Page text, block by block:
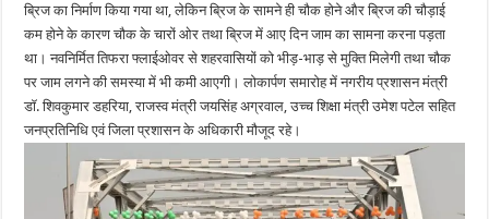
ब्रिज का निर्माण किया गया था, लेकिन ब्रिज के सामने ही चौक होने और ब्रिज की चौड़ाई
कम होने के कारण चौक के चारों ओर तथा ब्रिज में आए दिन जाम का सामना करना पड़ता
था। नवनिर्मित तिफरा फ्लाईओवर से शहरवासियों को भीड़-भाड़ से मुक्ति मिलेगी तथा चौक
पर जाम लगने की समस्या में भी कमी आएगी। लोकार्पण समारोह में नगरीय प्रशासन मंत्री
डॉ. शिवकुमार डहरिया, राजस्व मंत्री जयसिंह अग्रवाल, उच्च शिक्षा मंत्री उमेश पटेल सहित
जनप्रतिनिधि एवं जिला प्रशासन के अधिकारी मौजूद रहे।